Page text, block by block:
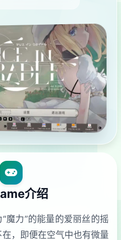
介绍
魔力”的能量的爱丽丝的摇
，即便在空气中也有微量